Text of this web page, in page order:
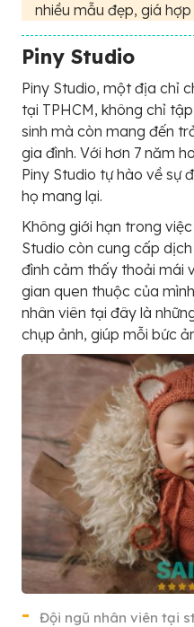
nhiều mẫu đẹp, giá hợp
Piny Studio
Piny Studio, một địa chỉ
tại TPHCM, không chỉ
sinh mà còn mang đến
gia đình. Với hơn 7 năm
Piny Studio tự hào về sự
họ mang lại.
Không giới hạn trong
Studio còn cung cấp
đình cảm thấy thoải mái
gian quen thuộc của
nhân viên tại đây là
chụp ảnh, giúp mỗi bức
Đội ngũ nhân viên tại